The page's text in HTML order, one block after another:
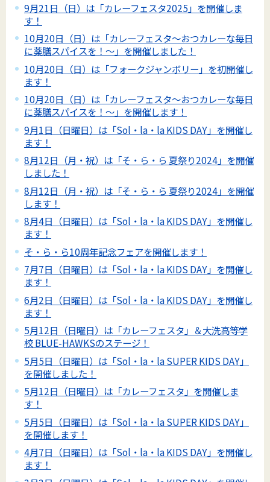
9月21日（日）は「カレーフェスタ2025」を開催しま
す！
10月20日（日）は「カレーフェスタ～おつカレーな毎日
に薬膳スパイスを！～」を開催しました！
10月20日（日）は「フォークジャンボリー」を初開催し
ます！
10月20日（日）は「カレーフェスタ～おつカレーな毎日
に薬膳スパイスを！～」を開催します！
9月1日（日曜日）は「Sol・la・la KIDS DAY」を開催し
ます！
8月12日（月・祝）は「そ・ら・ら 夏祭り2024」を開催
しました！
8月12日（月・祝）は「そ・ら・ら 夏祭り2024」を開催
します！
8月4日（日曜日）は「Sol・la・la KIDS DAY」を開催し
ます！
そ・ら・ら10周年記念フェアを開催します！
7月7日（日曜日）は「Sol・la・la KIDS DAY」を開催し
ます！
6月2日（日曜日）は「Sol・la・la KIDS DAY」を開催し
ます！
5月12日（日曜日）は「カレーフェスタ」＆大洗高等学
校 BLUE-HAWKSのステージ！
5月5日（日曜日）は「Sol・la・la SUPER KIDS DAY」
を開催しました！
5月12日（日曜日）は「カレーフェスタ」を開催しま
す！
5月5日（日曜日）は「Sol・la・la SUPER KIDS DAY」
を開催します！
4月7日（日曜日）は「Sol・la・la KIDS DAY」を開催し
ます！